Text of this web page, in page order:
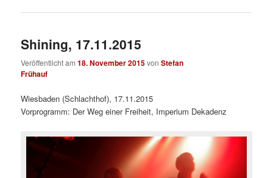
Shining, 17.11.2015
Veröffentlicht am18. November 2015vonStefan
Frühauf
Wiesbaden (Schlachthof), 17.11.2015
Vorprogramm: Der Weg einer Freiheit, Imperium Dekadenz